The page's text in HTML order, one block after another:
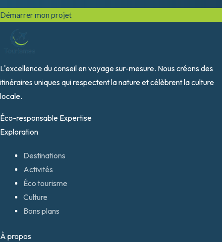
Démarrer mon projet
L'excellence du conseil en voyage sur-mesure. Nous créons des
itinéraires uniques qui respectent la nature et célèbrent la culture
locale.
Éco-responsable Expertise
Exploration
Destinations
Activités
Éco tourisme
Culture
Bons plans
À propos